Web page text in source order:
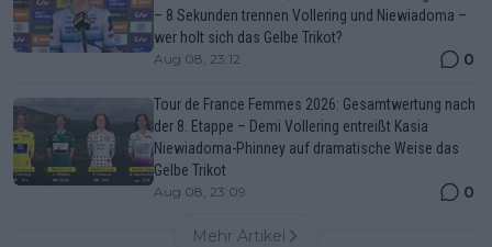
– 8 Sekunden trennen Vollering und Niewiadoma –
wer holt sich das Gelbe Trikot?
Aug 08, 23:12 0
Tour de France Femmes 2026: Gesamtwertung nach
der 8. Etappe – Demi Vollering entreißt Kasia
Niewiadoma-Phinney auf dramatische Weise das
Gelbe Trikot
Aug 08, 23:09 0
Mehr Artikel